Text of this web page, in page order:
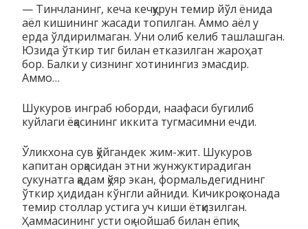
— Тинчланинг, кеча кечқурун темир йўл ёнида
аёл кишининг жасади топилган. Аммо аёл у
ерда ўлдирилмаган. Уни олиб келиб ташлашган.
Юзида ўткир тиг билан етказилган жароҳат
бор. Балки у сизнинг хотинингиз эмасдир.
Аммо…
Шукуров инграб юборди, наафаси бугилиб
куйлаги ёқасининг иккита тугмасимни ечди.
Ўликхона сув қўйгандек жим-жит. Шукуров
капитан орқасидан этни жунжуктирадиган
сукунатга қадам қўяр экан, формальдегиднинг
ўткир ҳидидан кўнгли айниди. Кичикроқ хонада
темир столлар устига уч киши ётқизилган.
Ҳаммасининг усти оқ чойшаб билан ёпиқ.